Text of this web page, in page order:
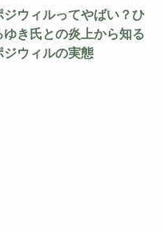
ジウィルってやばい？ひ
ゆき氏との炎上から知る
ジウィルの実態